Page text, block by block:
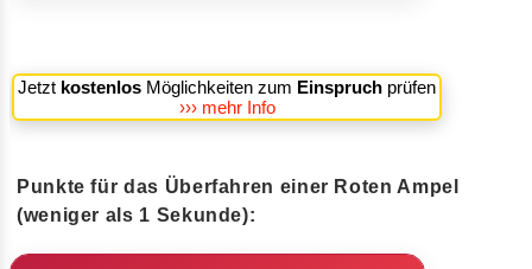
Jetzt kostenlos Möglichkeiten zum Einspruch prüfen
››› mehr Info
Punkte für das Überfahren einer Roten Ampel
(weniger als 1 Sekunde):